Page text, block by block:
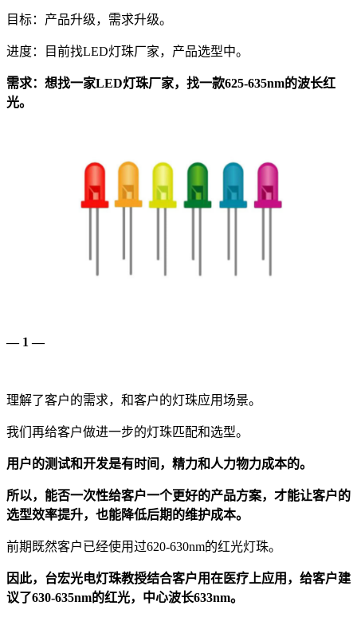
目标：产品升级，需求升级。
进度：目前找LED灯珠厂家，产品选型中。
需求：想找一家LED灯珠厂家，找一款625-635nm的波长红
光。
— 1 —
理解了客户的需求，和客户的灯珠应用场景。
我们再给客户做进一步的灯珠匹配和选型。
用户的测试和开发是有时间，精力和人力物力成本的。
所以，能否一次性给客户一个更好的产品方案，才能让客户的
选型效率提升，也能降低后期的维护成本。
前期既然客户已经使用过620-630nm的红光灯珠。
因此，台宏光电灯珠教授结合客户用在医疗上应用，给客户建
议了630-635nm的红光，中心波长633nm。